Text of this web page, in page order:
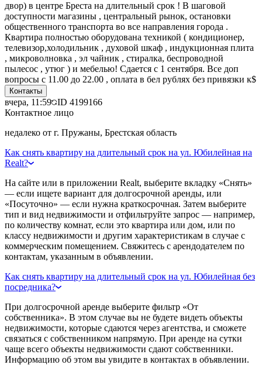
двор) в центре Бреста на длительный срок ! В шаговой
доступности магазины , центральный рынок, остановки
общественного транспорта во все направления города .
Квартира полностью оборудована техникой ( кондиционер,
телевизор,холодильник , духовой шкаф , индукционная плита
, микроволновка , эл чайник , стиралка, беспроводной
пылесос , утюг ) и мебелью! Сдается с 1 сентября. Все доп
вопросы с 11.00 до 22.00 , оплата в бел рублях без привязки к$
Контакты
вчера, 11:59 ID 4199166
Контактное лицо
недалеко от г. Пружаны, Брестская область
Как снять квартиру на длительный срок на ул. Юбилейная на
Realt?
На сайте или в приложении Realt, выберите вкладку «Снять»
— если ищете вариант для долгосрочной аренды, или
«Посуточно» — если нужна краткосрочная. Затем выберите
тип и вид недвижимости и отфильтруйте запрос — например,
по количеству комнат, если это квартира или дом, или по
классу недвижимости и другим характеристикам в случае с
коммерческим помещением. Свяжитесь с арендодателем по
контактам, указанным в объявлении.
Как снять квартиру на длительный срок на ул. Юбилейная без
посредника?
При долгосрочной аренде выберите фильтр «От
собственника». В этом случае вы не будете видеть объекты
недвижимости, которые сдаются через агентства, и сможете
связаться с собственником напрямую. При аренде на сутки
чаще всего объекты недвижимости сдают собственники.
Информацию об этом вы увидите в контактах в объявлении.